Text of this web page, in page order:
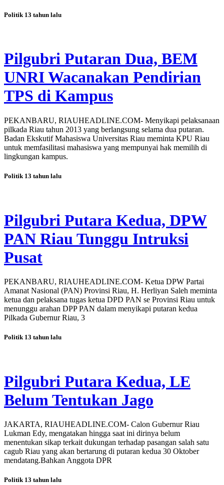
Politik 13 tahun lalu
Pilgubri Putaran Dua, BEM
UNRI Wacanakan Pendirian
TPS di Kampus
PEKANBARU, RIAUHEADLINE.COM- Menyikapi pelaksanaan
pilkada Riau tahun 2013 yang berlangsung selama dua putaran.
Badan Ekskutif Mahasiswa Universitas Riau meminta KPU Riau
untuk memfasilitasi mahasiswa yang mempunyai hak memilih di
lingkungan kampus.
Politik 13 tahun lalu
Pilgubri Putara Kedua, DPW
PAN Riau Tunggu Intruksi
Pusat
PEKANBARU, RIAUHEADLINE.COM- Ketua DPW Partai
Amanat Nasional (PAN) Provinsi Riau, H. Herliyan Saleh meminta
ketua dan pelaksana tugas ketua DPD PAN se Provinsi Riau untuk
menunggu arahan DPP PAN dalam menyikapi putaran kedua
Pilkada Gubernur Riau, 3
Politik 13 tahun lalu
Pilgubri Putara Kedua, LE
Belum Tentukan Jago
JAKARTA, RIAUHEADLINE.COM- Calon Gubernur Riau
Lukman Edy, mengatakan hingga saat ini dirinya belum
menentukan sikap terkait dukungan terhadap pasangan salah satu
cagub Riau yang akan bertarung di putaran kedua 30 Oktober
mendatang.Bahkan Anggota DPR
Politik 13 tahun lalu